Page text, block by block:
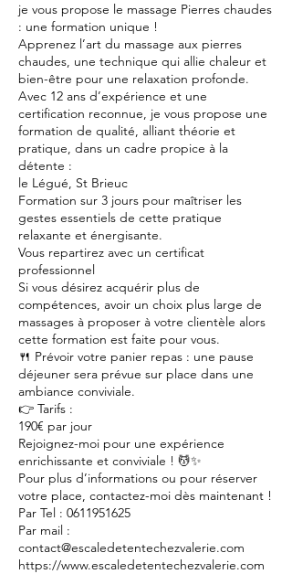
je vous propose le massage Pierres chaudes
: une formation unique !
Apprenez l’art du massage aux pierres
chaudes, une technique qui allie chaleur et
bien-être pour une relaxation profonde.
Avec 12 ans d’expérience et une
certification reconnue, je vous propose une
formation de qualité, alliant théorie et
pratique, dans un cadre propice à la
détente :
le Légué, St Brieuc
Formation sur 3 jours pour maîtriser les
gestes essentiels de cette pratique
relaxante et énergisante.
Vous repartirez avec un certificat
professionnel
Si vous désirez acquérir plus de
compétences, avoir un choix plus large de
massages à proposer à votre clientèle alors
cette formation est faite pour vous.
🍴 Prévoir votre panier repas : une pause
déjeuner sera prévue sur place dans une
ambiance conviviale.
👉 Tarifs :
190€ par jour
Rejoignez-moi pour une expérience
enrichissante et conviviale ! 💆✨
Pour plus d’informations ou pour réserver
votre place, contactez-moi dès maintenant !
Par Tel : 0611951625
Par mail :
contact@escaledetentechezvalerie.com
https://www.escaledetentechezvalerie.com